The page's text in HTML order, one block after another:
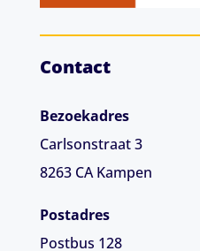
Contact
Bezoekadres
Carlsonstraat 3
8263 CA Kampen
Postadres
Postbus 128